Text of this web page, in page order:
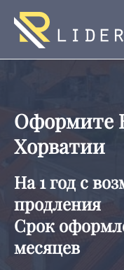
Хорватии
На 1 год с
продления
Срок
месяцев